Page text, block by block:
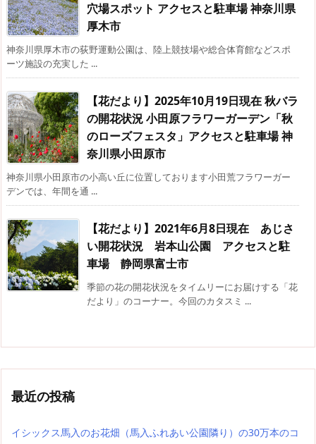
穴場スポット アクセスと駐車場 神奈川県
厚木市
神奈川県厚木市の荻野運動公園は、陸上競技場や総合体育館などスポ
ーツ施設の充実した ...
【花だより】2025年10月19日現在 秋バラ
の開花状況 小田原フラワーガーデン「秋
のローズフェスタ」アクセスと駐車場 神
奈川県小田原市
神奈川県小田原市の小高い丘に位置しております小田荒フラワーガー
デンでは、年間を通 ...
【花だより】2021年6月8日現在 あじさ
い開花状況 岩本山公園 アクセスと駐
車場 静岡県富士市
季節の花の開花状況をタイムリーにお届けする「花
だより」のコーナー。今回のカタスミ ...
最近の投稿
イシックス馬入のお花畑（馬入ふれあい公園隣り）の30万本のコ